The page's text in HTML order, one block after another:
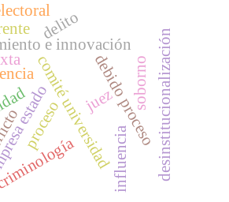
e innovación
comité universidad
estado
proceso debido proceso
juez
delito
desinstitucionalización
soborno
influencia